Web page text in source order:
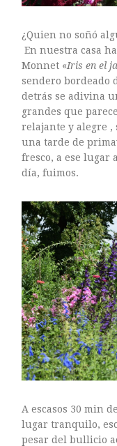
flores
FLORISTERÍAS
FOTOGRAFIA
JARDINES
LOS PINTORES Y LAS
MAESTROS
MARKETING
ramos de novia
Sin categoría
agosto 2018
julio 2018
abril 2018
junio 2017
noviembre 2016
octubre 2016
¿Quien no soñó
En nuestra casa
Monnet «Iris en el
sendero bordeado
detrás se adivina
grandes que
relajante y alegre ,
una tarde de
fresco, a ese lugar
día, fuimos.
A escasos 30 min
lugar tranquilo,
pesar del bullicio